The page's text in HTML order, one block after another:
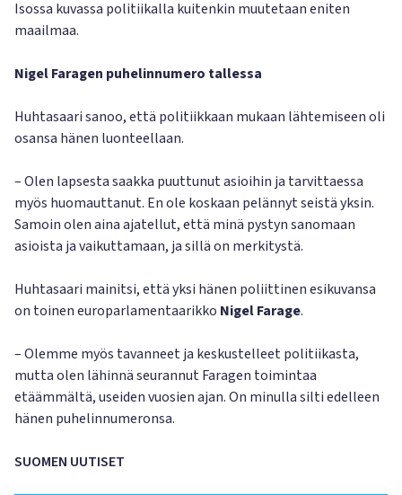
Isossa kuvassa politiikalla kuitenkin muutetaan eniten
maailmaa.
Nigel Faragen puhelinnumero tallessa
Huhtasaari sanoo, että politiikkaan mukaan lähtemiseen oli
osansa hänen luonteellaan.
– Olen lapsesta saakka puuttunut asioihin ja tarvittaessa
myös huomauttanut. En ole koskaan pelännyt seistä yksin.
Samoin olen aina ajatellut, että minä pystyn sanomaan
asioista ja vaikuttamaan, ja sillä on merkitystä.
Huhtasaari mainitsi, että yksi hänen poliittinen esikuvansa
on toinen europarlamentaarikko Nigel Farage.
– Olemme myös tavanneet ja keskustelleet politiikasta,
mutta olen lähinnä seurannut Faragen toimintaa
etäämmältä, useiden vuosien ajan. On minulla silti edelleen
hänen puhelinnumeronsa.
SUOMEN UUTISET